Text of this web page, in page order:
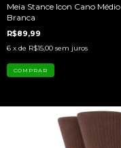
Meia Stance Icon Cano Médio
Branca
R$89,99
6 x de R$15,00 sem juros